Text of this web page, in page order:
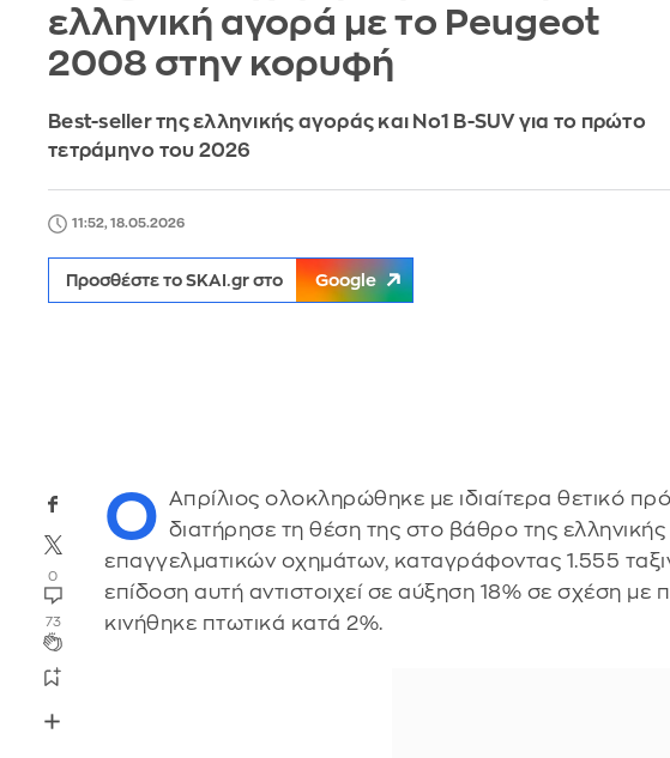
ελληνική αγορά με το Peugeot
2008 στην κορυφή
Best-seller της ελληνικής αγοράς και Νο1 B-SUV για το πρώτο
τετράμηνο του 2026
11:52, 18.05.2026
Προσθέστε το SKAI.gr στο Google
0
73
Ο Απρίλιος ολοκληρώθηκε με ιδιαίτερα θετικό
διατήρησε τη θέση της στο βάθρο της
επαγγελματικών οχημάτων, καταγράφοντας 1.555
επίδοση αυτή αντιστοιχεί σε αύξηση 18% σε σχέση με
κινήθηκε πτωτικά κατά 2%.